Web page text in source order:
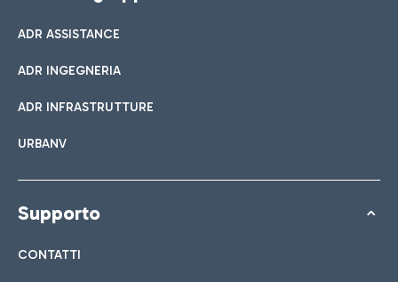
ADR ASSISTANCE
ADR INGEGNERIA
ADR INFRASTRUTTURE
URBANV
Supporto
CONTATTI